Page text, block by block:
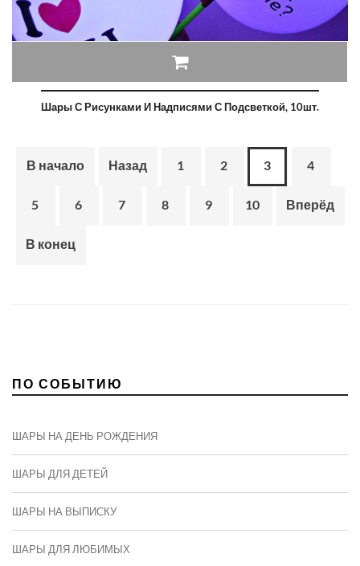
Шары С Рисунками И Надписями С Подсветкой, 10шт.
В начало Назад 1 2 3 4
5 6 7 8 9 10 Вперёд
В конец
ПО СОБЫТИЮ
ШАРЫ НА ДЕНЬ РОЖДЕНИЯ
ШАРЫ ДЛЯ ДЕТЕЙ
ШАРЫ НА ВЫПИСКУ
ШАРЫ ДЛЯ ЛЮБИМЫХ